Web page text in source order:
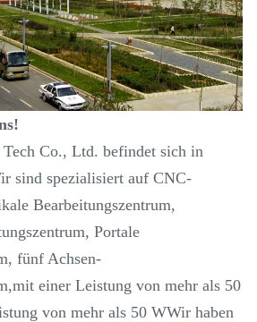
Co., Ltd. befindet sich in
sind spezialisiert auf CNC-
Bearbeitungszentrum,
Portale
fünf Achsen-
einer Leistung von mehr als 50
von mehr als 50 WWir haben